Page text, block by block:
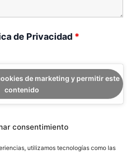
consentimiento
utilizamos tecnologías como las
de Privacidad *
de marketing y permitir este
contenido